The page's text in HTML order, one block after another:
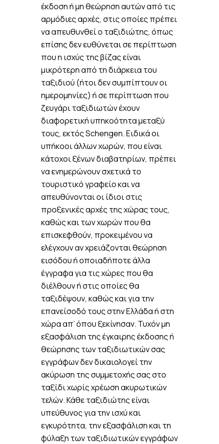
έκδοση ή μη θεώρηση αυτών από τις
αρμόδιες αρχές, στις οποίες πρέπει
να απευθυνθεί ο ταξιδιώτης, όπως
επίσης δεν ευθύνεται σε περίπτωση
που η ισχύς της βίζας είναι
μικρότερη από τη διάρκεια του
ταξιδιού (ήτοι δεν συμπίπτουν οι
ημερομηνίες) ή σε περίπτωση που
ζευγάρι ταξιδιωτών έχουν
διαφορετική υπηκοότητα μεταξύ
τους, εκτός Schengen. Ειδικά οι
υπήκοοι άλλων χωρών, που είναι
κάτοχοι ξένων διαβατηρίων, πρέπει
να ενημερώνουν σχετικά το
τουριστικό γραφείο και να
απευθύνονται οι ίδιοι στις
προξενικές αρχές της χώρας τους,
καθώς και των χωρών που θα
επισκεφθούν, προκειμένου να
ελέγχουν αν χρειάζονται θεώρηση
εισόδου ή οποιαδήποτε άλλα
έγγραφα για τις χώρες που θα
διέλθουν ή στις οποίες θα
ταξιδέψουν, καθώς και για την
επανείσοδό τους στην Ελλάδα ή στη
χώρα απ’ όπου ξεκίνησαν. Τυχόν μη
εξασφάλιση της έγκαιρης έκδοσης ή
θεώρησης των ταξιδιωτικών σας
εγγράφων δεν δικαιολογεί την
ακύρωση της συμμετοχής σας στο
ταξίδι χωρίς χρέωση ακυρωτικών
τελών. Κάθε ταξιδιώτης είναι
υπεύθυνος για την ισχύ και
εγκυρότητα, την εξασφάλιση και τη
φύλαξη των ταξιδιωτικών εγγράφων